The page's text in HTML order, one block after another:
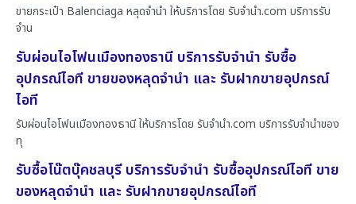
ขายกระเป๋า Balenciaga หลุดจำนำ ให้บริการโดย รับจํานํา.com บริการรับ
จำน
รับผ่อนไอโฟนเมืองทองธานี บริการรับจำนำ รับซื้อ
อุปกรณ์ไอที ขายของหลุดจำนำ และ รับฝากขายอุปกรณ์
ไอที
รับผ่อนไอโฟนเมืองทองธานี ให้บริการโดย รับจํานํา.com บริการรับจำนำของ
ทุ
รับซื้อโน๊ตบุ๊คชลบุรี บริการรับจำนำ รับซื้ออุปกรณ์ไอที ขาย
ของหลุดจำนำ และ รับฝากขายอุปกรณ์ไอที